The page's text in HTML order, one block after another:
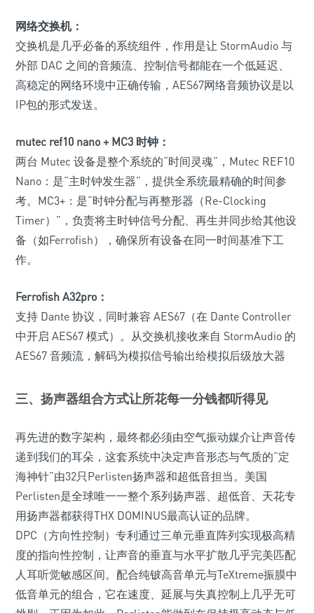
网络交换机：
交换机是几乎必备的系统组件，作用是让 StormAudio 与
外部 DAC 之间的音频流、控制信号都能在一个低延迟、
高稳定的网络环境中正确传输，AES67网络音频协议是以
IP包的形式发送。
mutec ref10 nano + MC3 时钟：
两台 Mutec 设备是整个系统的“时间灵魂”，Mutec REF10
Nano：是“主时钟发生器”，提供全系统最精确的时间参
考。MC3+：是“时钟分配与再整形器（Re-Clocking
Timer）”，负责将主时钟信号分配、再生并同步给其他设
备（如Ferrofish），确保所有设备在同一时间基准下工
作。
Ferrofish A32pro：
支持 Dante 协议，同时兼容 AES67（在 Dante Controller
中开启 AES67 模式）。从交换机接收来自 StormAudio 的
AES67 音频流，解码为模拟信号输出给模拟后级放大器
三、扬声器组合方式让所花每一分钱都听得见
再先进的数字架构，最终都必须由空气振动媒介让声音传
递到我们的耳朵，这套系统中决定声音形态与气质的“定
海神针”由32只Perlisten扬声器和超低音担当。美国
Perlisten是全球唯一一整个系列扬声器、超低音、天花专
用扬声器都获得THX DOMINUS最高认证的品牌。
DPC（方向性控制）专利通过三单元垂直阵列实现极高精
度的指向性控制，让声音的垂直与水平扩散几乎完美匹配
人耳听觉敏感区间。配合纯铍高音单元与TeXtreme振膜中
低音单元的组合，它在速度、延展与失真控制上几乎无可